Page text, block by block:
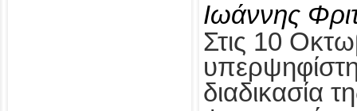
Ιωάννης
Στις 10
διαδικασία